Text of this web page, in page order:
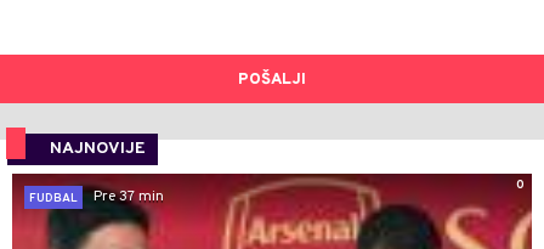
POŠALJI
NAJNOVIJE
0
FUDBAL
Pre 37 min